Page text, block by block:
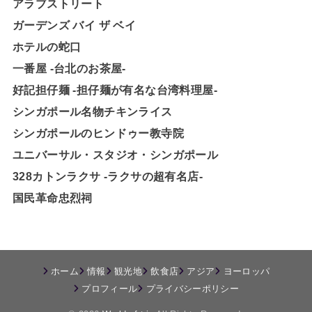
アラブストリート
ガーデンズ バイ ザ ベイ
ホテルの蛇口
一番屋 -台北のお茶屋-
好記担仔麺 -担仔麺が有名な台湾料理屋-
シンガポール名物チキンライス
シンガポールのヒンドゥー教寺院
ユニバーサル・スタジオ・シンガポール
328カトンラクサ -ラクサの超有名店-
国民革命忠烈祠
ホーム 情報 観光地 飲食店 アジア
ヨーロッパ
プロフィール
プライバシーポリシー